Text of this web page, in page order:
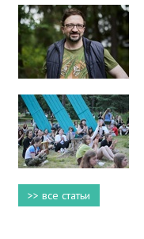
>> все статьи